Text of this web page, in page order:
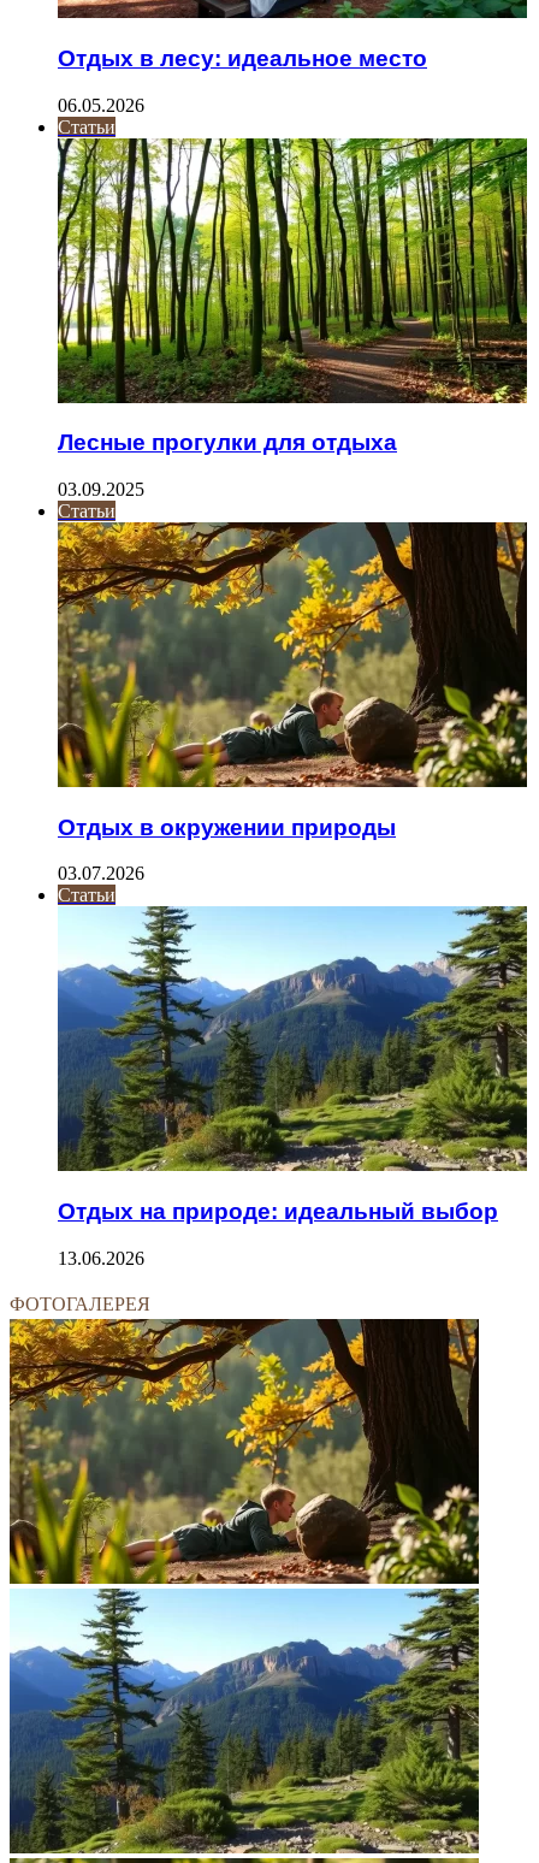
Отдых в лесу: идеальное место
06.05.2026
Статьи
Лесные прогулки для отдыха
03.09.2025
Статьи
Отдых в окружении природы
03.07.2026
Статьи
Отдых на природе: идеальный выбор
13.06.2026
ФОТОГАЛЕРЕЯ